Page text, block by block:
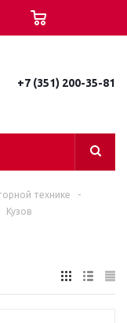
+7 (351) 200-35-81
технике
-
Кузов